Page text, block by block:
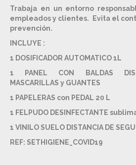
Trabaja en un entorno
empleados y clientes. Evita el
prevención.
INCLUYE :
1 DOSIFICADOR AUTOMATICO 1L
1 PANEL CON BALDAS
MASCARILLAS y GUANTES
1 PAPELERAS con PEDAL 20 L
1 FELPUDO DESINFECTANTE
1 VINILO SUELO DISTANCIA DE
REF: SETHIGIENE_COVID19